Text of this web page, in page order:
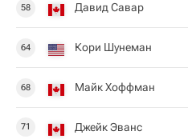
58 Давид Савар
64 Кори Шунеман
68 Майк Хоффман
71 Джейк Эванс